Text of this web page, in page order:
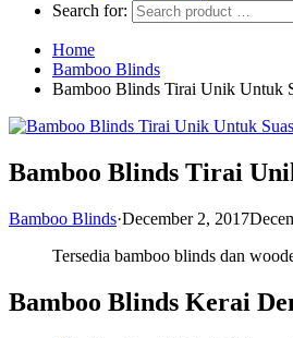
Search for:
Home
Bamboo Blinds
Bamboo Blinds Tirai Unik Untuk
Bamboo Blinds Tirai
Bamboo Blinds·December 2, 2017
Tersedia bamboo blinds dan
Bamboo Blinds Kerai